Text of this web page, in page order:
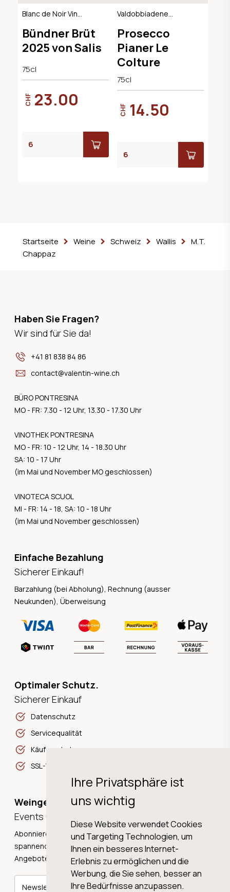
Ihre Privatsphäre ist
uns wichtig
Diese Website verwendet Cookies
und Targeting Technologien, um
Ihnen ein besseres Internet-
Erlebnis zu ermöglichen und die
Werbung, die Sie sehen, besser an
Ihre Bedürfnisse anzupassen.
Blanc de Noir Vin
Graubünden
Bündner Brüt
2025 von Salis
75cl
CHF 23.00
Valdobbiadene
Prosecco
Pianer Le
Colture
75cl
CHF 14.50
Startseite Weine Schweiz Wallis
M.T.
Chappaz
Haben Sie Fragen?
Wir sind für Sie da!
+41 81 838 84 86
contact@valentin-wine.ch
BÜRO PONTRESINA
MO - FR: 7.30 - 12 Uhr, 13.30 - 17.30 Uhr
VINOTHEK PONTRESINA
MO - FR: 10 - 12 Uhr, 14 - 18.30 Uhr
SA: 10 - 17 Uhr
(im Mai und November MO geschlossen)
VINOTECA SCUOL
MI - FR: 14 - 18, SA: 10 - 18 Uhr
(im Mai und November geschlossen)
Einfache Bezahlung
Sicherer Einkauf!
Barzahlung (bei Abholung), Rechnung (ausser
Neukunden), Überweisung
Optimaler Schutz.
Sicherer Einkauf
Datenschutz
Servicequalität
Käuferschutz
SSL-Verschlüsselung
Weingeschichten,
Events und Neuigkeiten!
Abonnieren Sie unseren Newsletter und erhalten Sie
spannende Weingeschichten, Neuigkeiten und tolle
Angebote direkt in Ihre Mailbox.
Newsletter abonnieren